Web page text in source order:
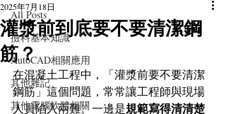
All Posts
撿料基本知識
AutoCAD相關應用
其他雜記
其他電腦軟體相關
灌漿前到底要不要清潔鋼
筋？
2025年7月18日
在混凝土工程中，「灌漿前要不要清潔
鋼筋」這個問題，常常讓工程師與現場
人員陷入兩難。一邊是規範寫得清清楚